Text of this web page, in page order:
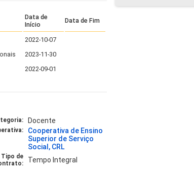
Data de
Início
Data de Fim
2022-10-07
2023-11-30
2022-09-01
Docente
Cooperativa de Ensino
Superior de Serviço
Social, CRL
Tipo de
Tempo Integral